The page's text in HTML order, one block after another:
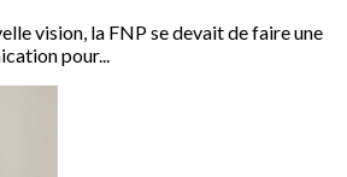
vision, la FNP se devait de faire une
pour...